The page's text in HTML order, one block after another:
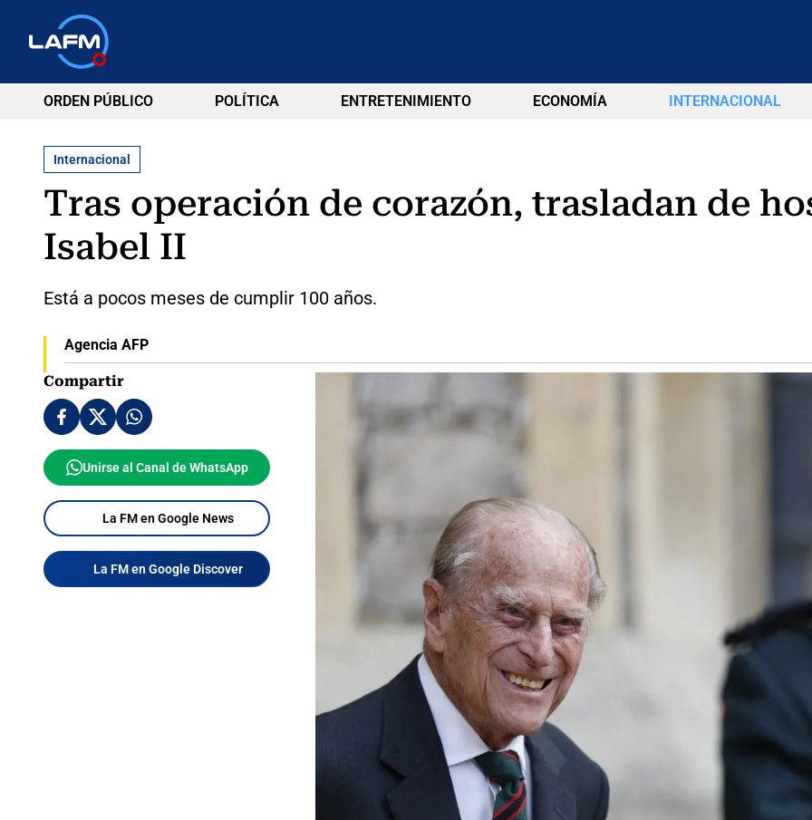
ORDEN PÚBLICO POLÍTICA ENTRETENIMIENTO ECONOMÍA INTERNACIONAL
Internacional
Tras operación de corazón, trasladan de
Isabel II
Está a pocos meses de cumplir 100 años.
Agencia AFP
Compartir
Unirse al Canal de WhatsApp
La FM en Google News
La FM en Google Discover